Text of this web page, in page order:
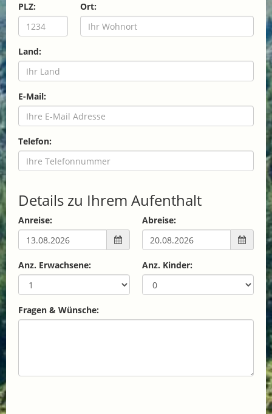
PLZ: Ort:
Land:
E-Mail:
Telefon:
Details zu Ihrem Aufenthalt
Anreise: Abreise:
Anz. Erwachsene: Anz. Kinder:
Fragen & Wünsche: